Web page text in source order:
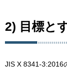
2) 目標と
JIS X 8341-3:2016